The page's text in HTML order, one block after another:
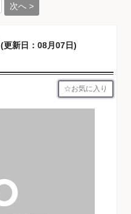
次へ >
(更新日：08月07日)
お気に入り